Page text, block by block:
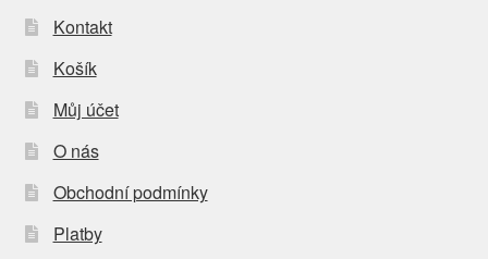
Kontakt
Košík
Můj účet
O nás
Obchodní podmínky
Platby